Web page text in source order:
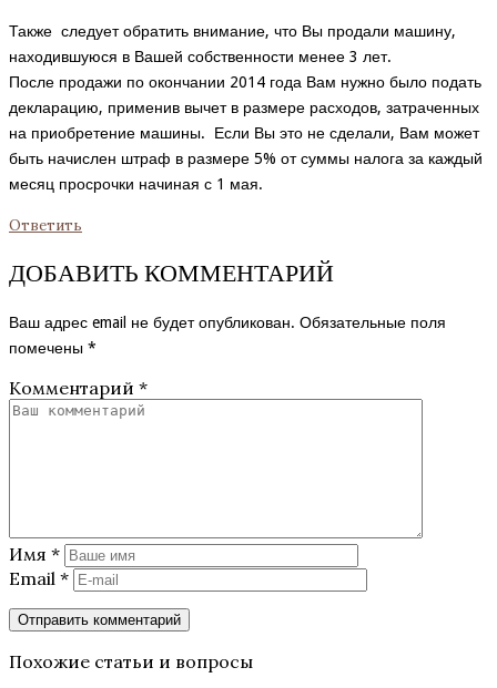
Также следует обратить внимание, что Вы продали машину,
находившуюся в Вашей собственности менее 3 лет.
После продажи по окончании 2014 года Вам нужно было подать
декларацию, применив вычет в размере расходов, затраченных
на приобретение машины. Если Вы это не сделали, Вам может
быть начислен штраф в размере 5% от суммы налога за каждый
месяц просрочки начиная с 1 мая.
Ответить
ДОБАВИТЬ КОММЕНТАРИЙ
Ваш адрес email не будет опубликован. Обязательные поля
помечены *
Комментарий *
Имя *
Email *
Похожие статьи и вопросы